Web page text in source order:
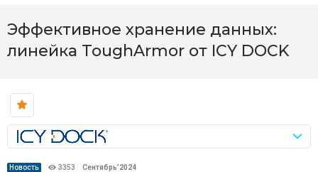
Эффективное хранение данных:
линейка ToughArmor от ICY DOCK
Новость 3353 Сентябрь’2024